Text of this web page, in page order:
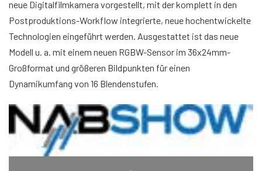
neue Digitalfilmkamera vorgestellt, mit der komplett in den
Postproduktions-Workflow integrierte, neue hochentwickelte
Technologien eingeführt werden. Ausgestattet ist das neue
Modell u. a. mit einem neuen RGBW-Sensor im 36x24mm-
Großformat und größeren Bildpunkten für einen
Dynamikumfang von 16 Blendenstufen.
.